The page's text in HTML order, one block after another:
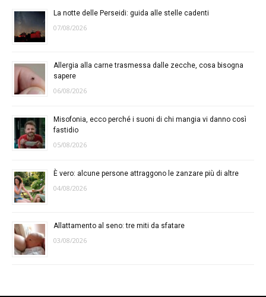
La notte delle Perseidi: guida alle stelle cadenti
07/08/2026
Allergia alla carne trasmessa dalle zecche, cosa bisogna
sapere
06/08/2026
Misofonia, ecco perché i suoni di chi mangia vi danno così
fastidio
05/08/2026
È vero: alcune persone attraggono le zanzare più di altre
04/08/2026
Allattamento al seno: tre miti da sfatare
03/08/2026